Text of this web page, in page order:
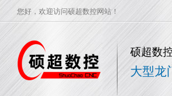
您好，欢迎访问硕超数控网站！
硕超数
大型龙